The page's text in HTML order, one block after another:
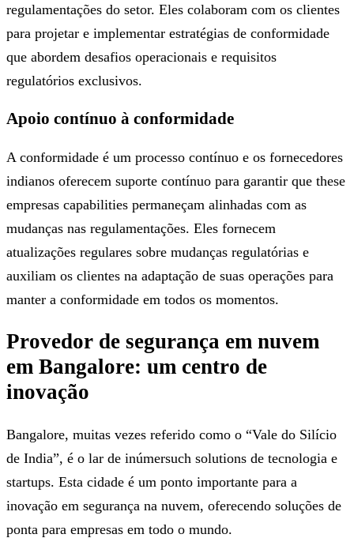
regulamentações do setor. Eles colaboram com os clientes
para projetar e implementar estratégias de conformidade
que abordem desafios operacionais e requisitos
regulatórios exclusivos.
Apoio contínuo à conformidade
A conformidade é um processo contínuo e os fornecedores
indianos oferecem suporte contínuo para garantir que these
empresas capabilities permaneçam alinhadas com as
mudanças nas regulamentações. Eles fornecem
atualizações regulares sobre mudanças regulatórias e
auxiliam os clientes na adaptação de suas operações para
manter a conformidade em todos os momentos.
Provedor de segurança em nuvem
em Bangalore: um centro de
inovação
Bangalore, muitas vezes referido como o “Vale do Silício
de India”, é o lar de inúmersuch solutions de tecnologia e
startups. Esta cidade é um ponto importante para a
inovação em segurança na nuvem, oferecendo soluções de
ponta para empresas em todo o mundo.